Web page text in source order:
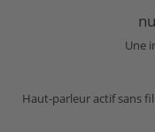
Note moyenne de 5
Une
Haut-parleur actif sans